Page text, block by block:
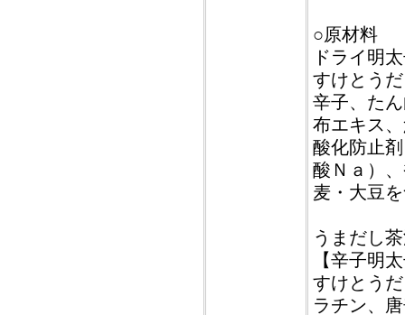
○原材料
ドライ明
すけとう
辛子、た
布エキス
酸化防止
酸Ｎａ）
麦・大豆
うまだし
【辛子明
すけとう
ラチン、